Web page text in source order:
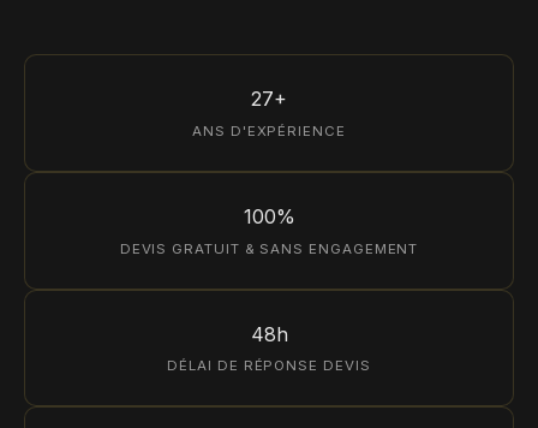
27+
ANS D'EXPÉRIENCE
100%
DEVIS GRATUIT & SANS ENGAGEMENT
48h
DÉLAI DE RÉPONSE DEVIS